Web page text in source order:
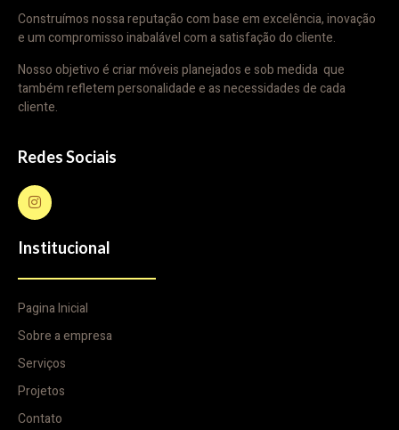
Construímos nossa reputação com base em excelência, inovação
e um compromisso inabalável com a satisfação do cliente.
Nosso objetivo é criar móveis planejados e sob medida que
também refletem personalidade e as necessidades de cada
cliente.
Redes Sociais
Institucional
Pagina Inicial
Sobre a empresa
Serviços
Projetos
Contato